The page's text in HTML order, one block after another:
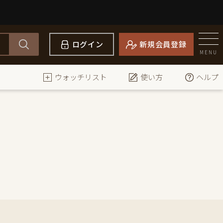
ログイン 新規会員登録
MENU
ウォッチリスト 使い方 ヘルプ